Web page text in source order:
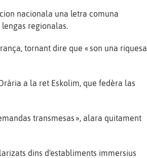
nacionala una letra comuna
regionalas.
tornant dire que « son una riquesa
a la ret Eskolim, que fedèra las
transmesas », alara quitament
dins d'establiments immersius